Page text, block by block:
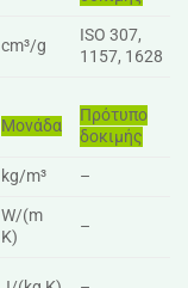
cm³/g
ISO 307,
1157, 1628
Μονάδα
Πρότυπο
δοκιμής
kg/m³
–
W/(m
K)
–